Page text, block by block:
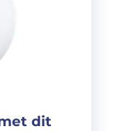
dit